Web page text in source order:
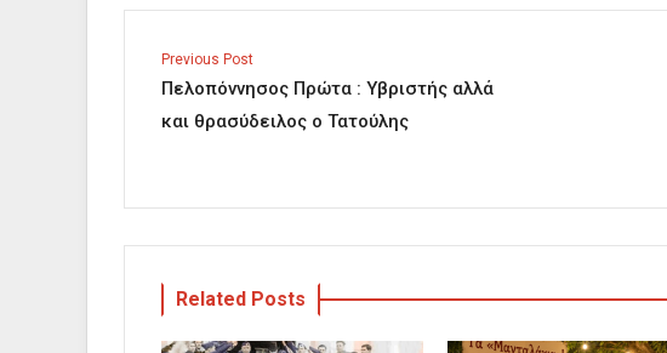
Previous Post
Πελοπόννησος Πρώτα : Υβριστής αλλά
και θρασύδειλος ο Τατούλης
Related Posts